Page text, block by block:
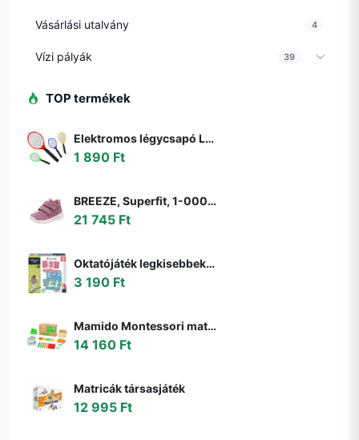
Vásárlási utalvány 4
Vízi pályák 39
TOP termékek
Elektromos légycsapó LED lámpával - legyek, szúnyogok és más rovarok ellen - elemes (BBKM) (BBD)
1 890 Ft
BREEZE, Superfit, 1-000363-8510, rózsaszín, egész szezonra való lány cipő, rózsaszín - 22
21 745 Ft
Oktatójáték legkisebbeknek My first Maths Educa Matekozzunk képekkel 64 darabos 4 évtől
3 190 Ft
Mamido Montessori matematikai doboz gyerekeknek
14 160 Ft
Matricák társasjáték
12 995 Ft